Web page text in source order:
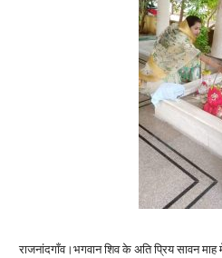
राजनांदगाँव।भगवान शिव के अति प्रिय सावन माह